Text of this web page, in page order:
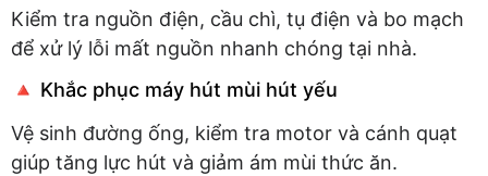
Kiểm tra nguồn điện, cầu chì, tụ điện và bo mạch
để xử lý lỗi mất nguồn nhanh chóng tại nhà.
🔺 Khắc phục máy hút mùi hút yếu
Vệ sinh đường ống, kiểm tra motor và cánh quạt
giúp tăng lực hút và giảm ám mùi thức ăn.